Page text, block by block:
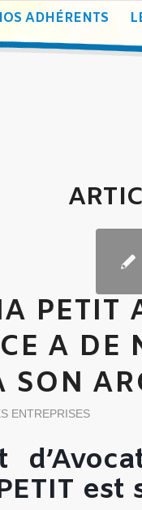
ADHÉRENTS
PETIT
A DE
SON
ENTREPRISES
est